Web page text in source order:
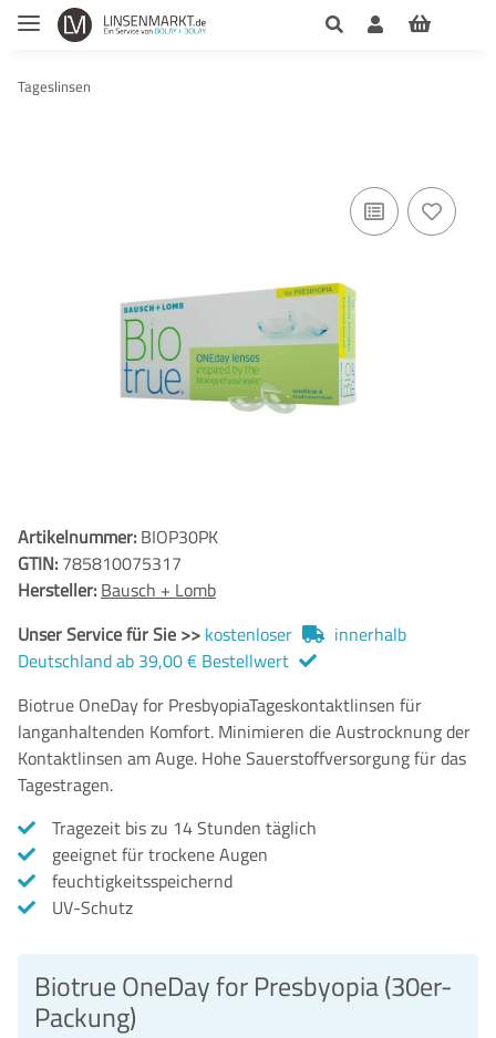
Tageslinsen
Artikelnummer: BIOP30PK
GTIN: 785810075317
Hersteller: Bausch + Lomb
Unser Service für Sie >> kostenloser
innerhalb
Deutschland ab 39,00 € Bestellwert
Biotrue OneDay for PresbyopiaTageskontaktlinsen für
langanhaltenden Komfort. Minimieren die Austrocknung der
Kontaktlinsen am Auge. Hohe Sauerstoffversorgung für das
Tagestragen.
Tragezeit bis zu 14 Stunden täglich
geeignet für trockene Augen
feuchtigkeitsspeichernd
UV-Schutz
Biotrue OneDay for Presbyopia (30er-
Packung)